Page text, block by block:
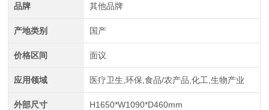
品牌 其他品牌
产地类别 国产
价格区间 面议
应用领域 医疗卫生,环保,食品/农产品,化工,生物产业
外部尺寸 H1650*W1090*D460mm